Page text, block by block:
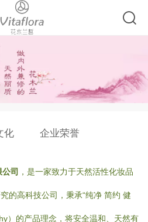
化 企业荣誉
司 ，是一家致力于天然活性化妆品
的高科技公司，秉承“纯净 简约 健
）的产品理念，将安全温和、天然有